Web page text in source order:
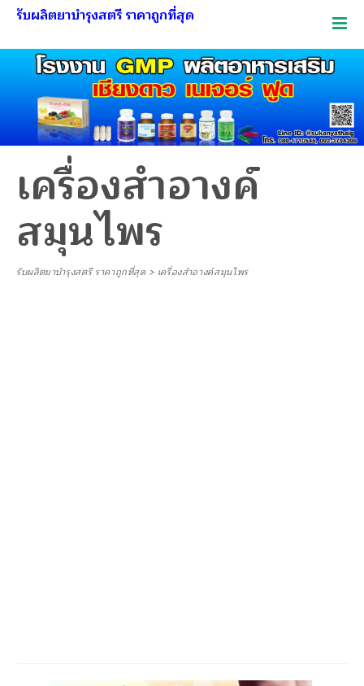
รับผลิตยาบำรุงสตรี ราคาถูกที่สุด
เครื่องสำอางค์
สมุนไพร
รับผลิตยาบำรุงสตรี ราคาถูกที่สุด > เครื่องสำอางค์สมุนไพร